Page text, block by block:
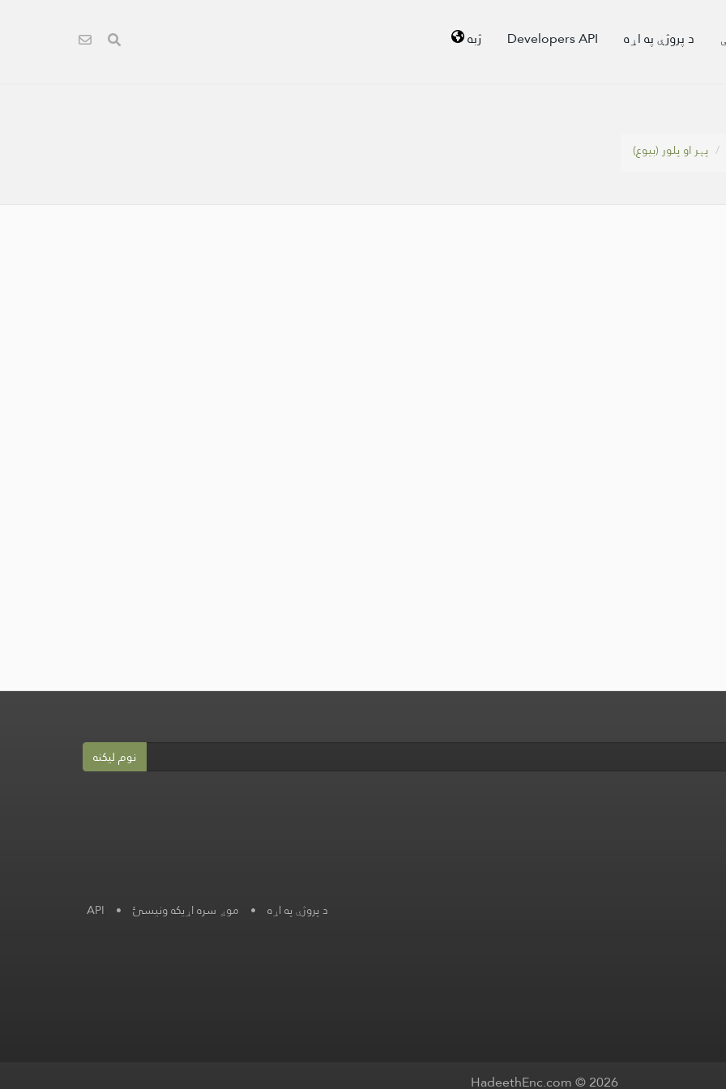
د پروژې په اړه Developers API ژبه
پېر او پلور (بیوع)
نوم لیکنه
د پروژې په اړه • موږ سره اړیکه ونیسئ •
API
HadeethEnc.com © 2026